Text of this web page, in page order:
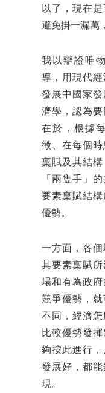
以了，現在
避免掛一漏萬
我以辯證唯
導，用現代
發展中國家
濟學，認為
在於，根據
徵、在每個
稟賦及其結
「兩隻手」
要素稟賦結
優勢。
一方面，各
其要素稟賦
場和有為政
競爭優勢，
不同，經濟
比較優勢發
夠按此進行
發展好，都
現。